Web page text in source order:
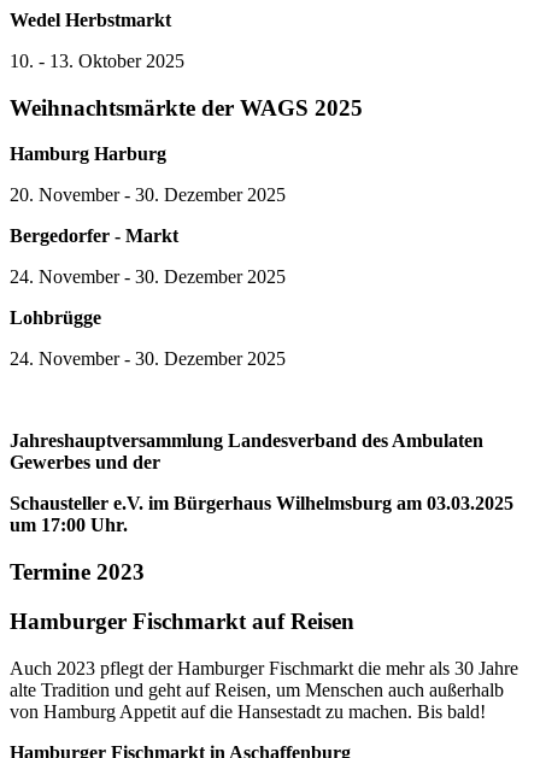
Wedel Herbstmarkt
10. - 13. Oktober 2025
Weihnachtsmärkte der WAGS 2025
Hamburg Harburg
20. November - 30. Dezember 2025
Bergedorfer - Markt
24. November - 30. Dezember 2025
Lohbrügge
24. November - 30. Dezember 2025
Jahreshauptversammlung Landesverband des Ambulaten
Gewerbes und der
Schausteller e.V. im Bürgerhaus Wilhelmsburg am 03.03.2025
um 17:00 Uhr.
Termine 2023
Hamburger Fischmarkt auf Reisen
Auch 2023 pflegt der Hamburger Fischmarkt die mehr als 30 Jahre
alte Tradition und geht auf Reisen, um Menschen auch außerhalb
von Hamburg Appetit auf die Hansestadt zu machen. Bis bald!
Hamburger Fischmarkt in Aschaffenburg